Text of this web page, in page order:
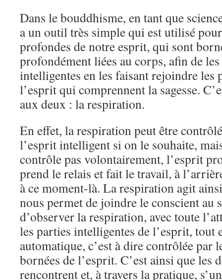
Dans le bouddhisme, en tant que
a un outil très simple qui est utilisé
profondes de notre esprit, qui sont
profondément liées au corps, afin de
intelligentes en les faisant rejoindre les
l’esprit qui comprennent la sagesse.
aux deux : la respiration.
En effet, la respiration peut être
l’esprit intelligent si on le souhaite,
contrôle pas volontairement, l’esprit
prend le relais et fait le travail, à
à ce moment-là. La respiration agit
nous permet de joindre le conscient au
d’observer la respiration, avec toute
les parties intelligentes de l’esprit, tout
automatique, c’est à dire contrôlée par
bornées de l’esprit. C’est ainsi que les
rencontrent et, à travers la pratique,